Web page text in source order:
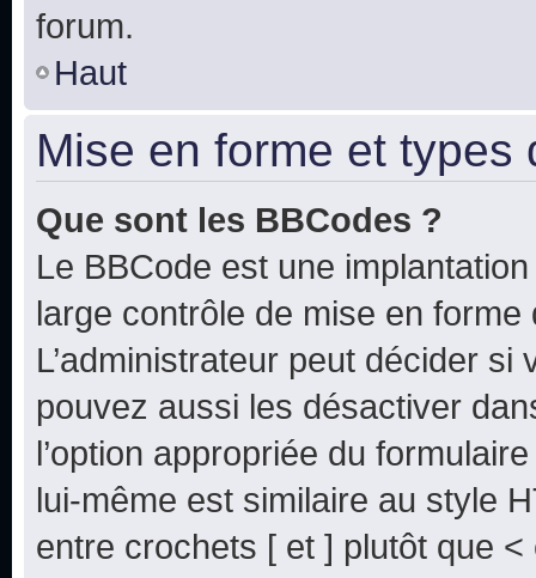
forum.
Haut
Mise en forme et types
Que sont les BBCodes ?
Le BBCode est une
large contrôle de mise en forme
L’administrateur peut décider
pouvez aussi les désactiver
l’option appropriée du
lui-même est similaire au style
entre crochets [ et ] plutôt que